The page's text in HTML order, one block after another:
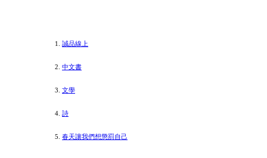
誠品線上
中文書
文學
詩
春天讓我們想懲罰自己